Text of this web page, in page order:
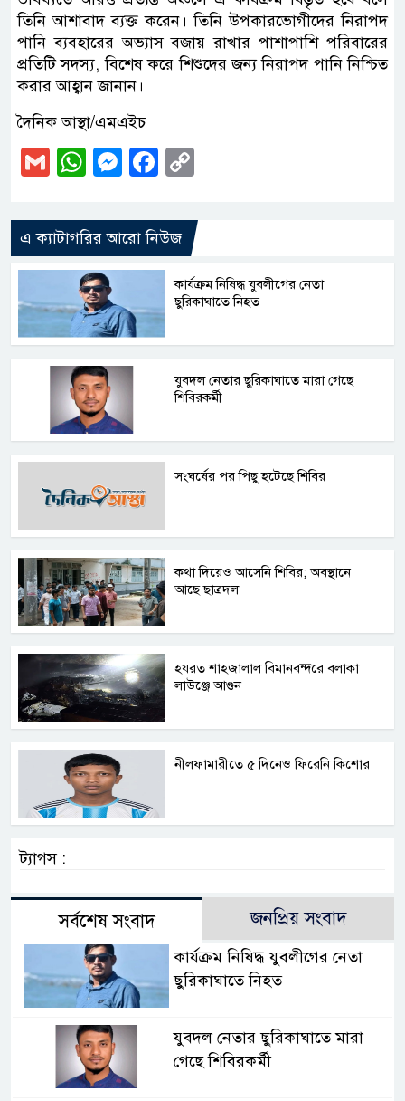
তিনি আশাবাদ ব্যক্ত করেন। তিনি উপকারভোগীদের নিরাপদ
পানি ব্যবহারের অভ্যাস বজায় রাখার পাশাপাশি পরিবারের
প্রতিটি সদস্য, বিশেষ করে শিশুদের জন্য নিরাপদ পানি নিশ্চিত
করার আহ্বান জানান।
দৈনিক আস্থা/এমএইচ
GmailWhatsApp
Messenger
Facebook
এ ক্যাটাগরির আরো নিউজ
কার্যক্রম নিষিদ্ধ যুবলীগের নেতা
ছুরিকাঘাতে নিহত
যুবদল নেতার ছুরিকাঘাতে মারা গেছে
শিবিরকর্মী
সংঘর্ষের পর পিছু হটেছে শিবির
কথা দিয়েও আসেনি শিবির; অবস্থানে
আছে ছাত্রদল
হযরত শাহজালাল বিমানবন্দরে বলাকা
লাউঞ্জে আগুন
নীলফামারীতে ৫ দিনেও ফিরেনি কিশোর
ট্যাগস :
সর্বশেষ সংবাদ জনপ্রিয় সংবাদ
কার্যক্রম নিষিদ্ধ যুবলীগের নেতা
ছুরিকাঘাতে নিহত
যুবদল নেতার ছুরিকাঘাতে মারা
গেছে শিবিরকর্মী